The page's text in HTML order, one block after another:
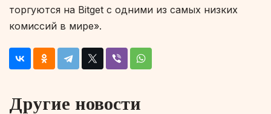
торгуются на Bitget с одними из самых низких
комиссий в мире».
Другие новости